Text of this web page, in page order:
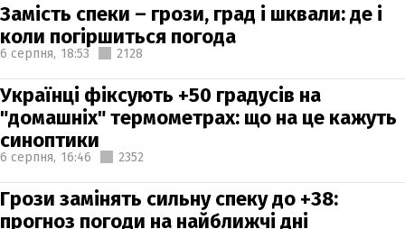
Замість спеки – грози, град і шквали: де і
коли погіршиться погода
6 серпня, 18:53 2128
Українці фіксують +50 градусів на
"домашніх" термометрах: що на це кажуть
синоптики
6 серпня, 16:46 2352
Грози замінять сильну спеку до +38:
прогноз погоди на найближчі дні